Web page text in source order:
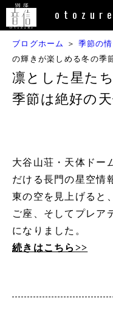
内
ブログホーム ＞ 季節の
の輝きが楽しめる冬の季
凛とした星た
季節は絶好の
大谷山荘・天体ドー
だける長門の星空情
東の空を見上げると
ご座、そしてプレア
になりました。
続きはこちら>>